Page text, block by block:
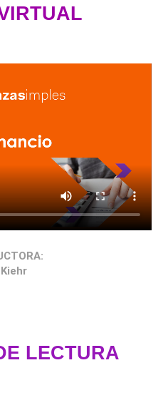
LECTURA